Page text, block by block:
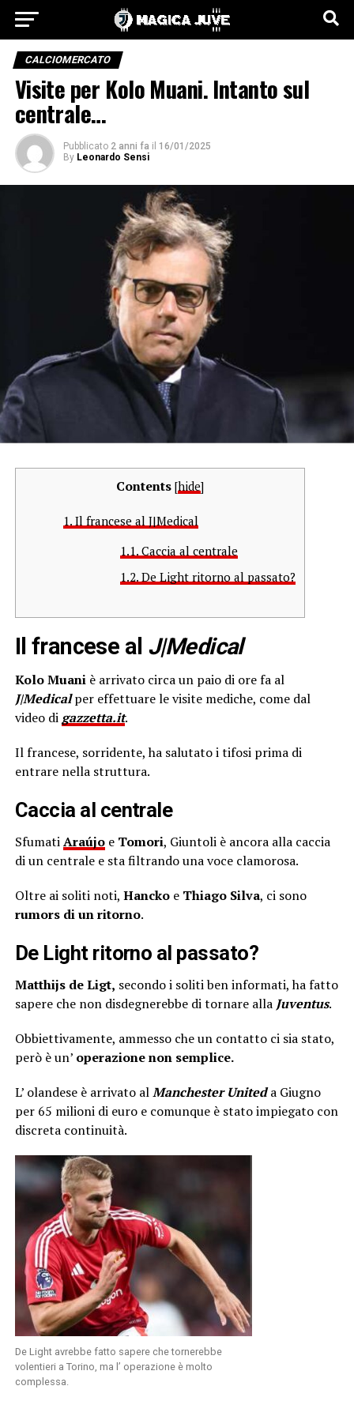
CALCIOMERCATO
Visite per Kolo Muani. Intanto sul
centrale…
Pubblicato 2 anni fa il 16/01/2025
By Leonardo Sensi
Contents [hide]
1.Il francese al J|Medical
1.1. Caccia al centrale
1.2. De Light ritorno al passato?
Il francese al J|Medical
Kolo Muaniè arrivato circa un paio di ore fa al
J|Medicalper effettuare le visite mediche, come dal
video di gazzetta.it.
Il francese, sorridente, ha salutato i tifosi prima di
entrare nella struttura.
Caccia al centrale
SfumatiAraújoe Tomori, Giuntoli è ancora alla caccia
di un centrale e sta filtrando una voce clamorosa.
Oltre ai soliti noti, Hanckoe Thiago Silva, ci sono
rumors di un ritorno.
De Light ritorno al passato?
Matthijs de Ligt, secondo i soliti ben informati, ha fatto
sapere che non disdegnerebbe di tornare alla Juventus.
Obbiettivamente, ammesso che un contatto ci sia stato,
però è un’ operazione non semplice.
L’ olandese è arrivato alManchester Uniteda Giugno
per 65 milioni di euro e comunque è stato impiegato con
discreta continuità.
De Light avrebbe fatto sapere che tornerebbe
volentieri a Torino, ma l’ operazione è molto
complessa.